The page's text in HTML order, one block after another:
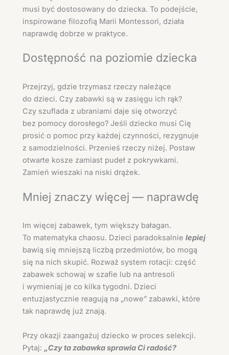
musi być dostosowany do dziecka. To podejście,
inspirowane filozofią Marii Montessori, działa
naprawdę dobrze w praktyce.
Dostępność na poziomie dziecka
Przejrzyj, gdzie trzymasz rzeczy należące
do dzieci. Czy zabawki są w zasięgu ich rąk?
Czy szuflada z ubraniami daje się otworzyć
bez pomocy dorosłego? Jeśli dziecko musi Cię
prosić o pomoc przy każdej czynności, rezygnuje
z samodzielności. Przenieś rzeczy niżej. Postaw
otwarte kosze zamiast pudeł z pokrywkami.
Zamień wieszaki na niski drążek.
Mniej znaczy więcej — naprawdę
Im więcej zabawek, tym większy bałagan.
To matematyka chaosu. Dzieci paradoksalnie lepiej
bawią się mniejszą liczbą przedmiotów, bo mogą
się na nich skupić. Rozważ system rotacji: część
zabawek schowaj w szafie lub na antresoli
i wymieniaj je co kilka tygodni. Dzieci
entuzjastycznie reagują na „nowe” zabawki, które
tak naprawdę już znają.
Przy okazji zaangażuj dziecko w proces selekcji.
Pytaj: „Czy ta zabawka sprawia Ci radość?